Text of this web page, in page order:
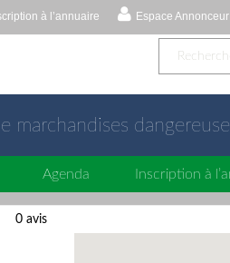
à l’annuaire Espace Annonceur
marchandises
Agenda Inscription à
0 avis